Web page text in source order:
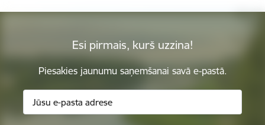
Esi pirmais, kurš uzzina!
Piesakies jaunumu saņemšanai savā e-pastā.